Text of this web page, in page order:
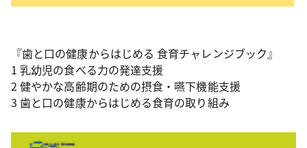
『歯と口の健康からはじめる 食育チャレンジブック』
1 乳幼児の食べる力の発達支援
2 健やかな高齢期のための摂食・嚥下機能支援
3 歯と口の健康からはじめる食育の取り組み